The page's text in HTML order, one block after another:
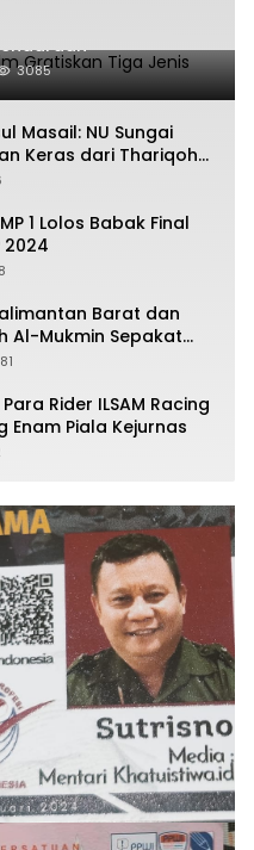
Jatim Gratiskan
3085
Masail: NU Sungai
Keras dari Thariqoh
1 Lolos Babak Final
2024
Barat dan
Al-Mukmin Sepakat
Rider ILSAM Racing
Enam Piala Kejurnas